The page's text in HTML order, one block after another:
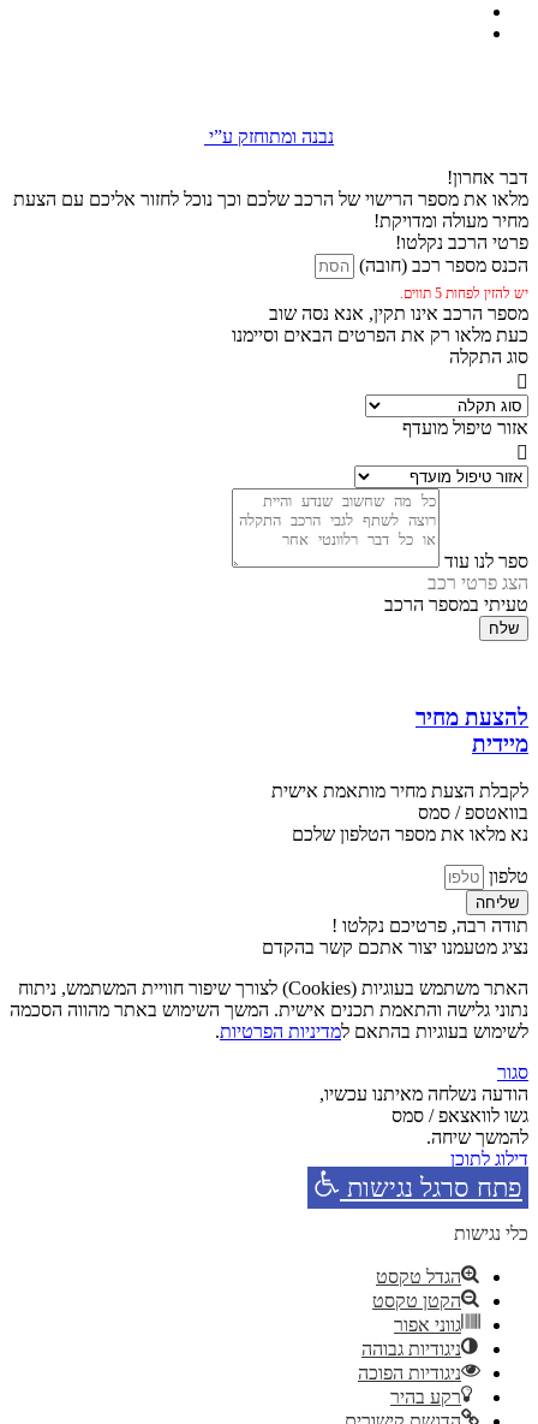
נבנה ומתוחזק ע”י
דבר אחרון!
מלאו את מספר הרישוי של הרכב שלכם וכך נוכל לחזור אליכם עם הצעת
מחיר מעולה ומדויקת!
פרטי הרכב נקלטו!
הכנס מספר רכב (חובה)
יש להזין לפחות 5 תווים.
מספר הרכב אינו תקין, אנא נסה שוב
כעת מלאו רק את הפרטים הבאים וסיימנו
סוג התקלה
אזור טיפול מועדף
ספר לנו עוד
הצג פרטי רכב
טעיתי במספר הרכב
שלח
להצעת מחיר
מיידית
לקבלת הצעת מחיר מותאמת אישית
בוואטספ / סמס
נא מלאו את מספר הטלפון שלכם
טלפון
שליחה
תודה רבה, פרטיכם נקלטו !
נציג מטעמנו יצור אתכם קשר בהקדם
האתר משתמש בעוגיות (Cookies) לצורך שיפור חוויית המשתמש, ניתוח
נתוני גלישה והתאמת תכנים אישית. המשך השימוש באתר מהווה הסכמה
לשימוש בעוגיות בהתאם למדיניות הפרטיות.
סגור
הודעה נשלחה מאיתנו עכשיו,
גשו לוואצאפ / סמס
להמשך שיחה.
דילוג לתוכן
פתח סרגל נגישות
כלי נגישות
הגדל טקסט
הקטן טקסט
גווני אפור
ניגודיות גבוהה
ניגודיות הפוכה
רקע בהיר